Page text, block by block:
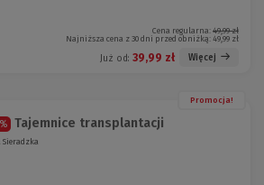
Cena regularna: 49,99 zł
Najniższa cena z 30 dni przed obniżką: 49,99 zł
Już od: 39,99 zł Więcej
Promocja!
Tajemnice transplantacji
Sieradzka